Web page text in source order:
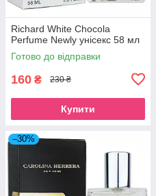
Richard White Chocola
Perfume Newly унісекс 58 мл
Готово до відправки
160 ₴ 230 ₴
Купити
–30%